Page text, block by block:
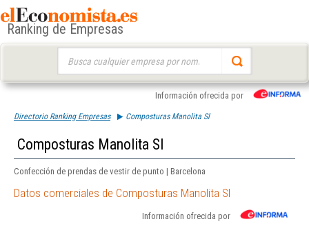
Ranking de Empresas
Información ofrecida por
Directorio Ranking Empresas Composturas Manolita Sl
Composturas Manolita Sl
Confección de prendas de vestir de punto | Barcelona
Datos comerciales de Composturas Manolita Sl
Información ofrecida por